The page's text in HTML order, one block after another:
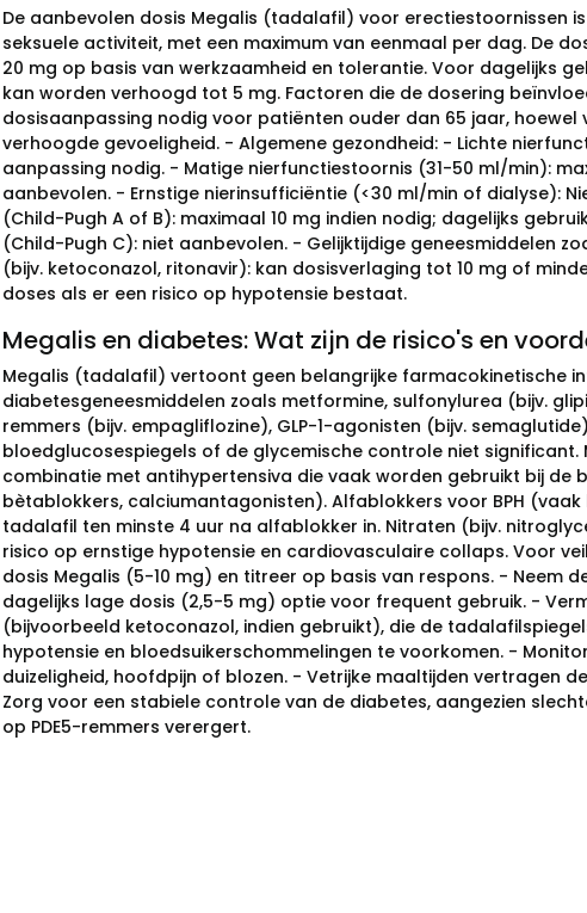
De aanbevolen dosis Megalis (tadalafil) voor erectiestoornissen
seksuele activiteit, met een maximum van eenmaal per dag. De
20 mg op basis van werkzaamheid en tolerantie. Voor dagelijks
kan worden verhoogd tot 5 mg. Factoren die de dosering
dosisaanpassing nodig voor patiënten ouder dan 65 jaar,
verhoogde gevoeligheid. - Algemene gezondheid: - Lichte
aanpassing nodig. - Matige nierfunctiestoornis (31-50 ml/min):
aanbevolen. - Ernstige nierinsufficiëntie (<30 ml/min of dialyse):
(Child-Pugh A of B): maximaal 10 mg indien nodig; dagelijks
(Child-Pugh C): niet aanbevolen. - Gelijktijdige geneesmiddelen
(bijv. ketoconazol, ritonavir): kan dosisverlaging tot 10 mg of
doses als er een risico op hypotensie bestaat.
Megalis en diabetes: Wat zijn de risico's en
Megalis (tadalafil) vertoont geen belangrijke farmacokinetische
diabetesgeneesmiddelen zoals metformine, sulfonylurea (bijv.
remmers (bijv. empagliflozine), GLP-1-agonisten (bijv.
bloedglucosespiegels of de glycemische controle niet significant.
combinatie met antihypertensiva die vaak worden gebruikt bij de
bètablokkers, calciumantagonisten). Alfablokkers voor BPH
tadalafil ten minste 4 uur na alfablokker in. Nitraten (bijv.
risico op ernstige hypotensie en cardiovasculaire collaps. Voor
dosis Megalis (5-10 mg) en titreer op basis van respons. - Neem
dagelijks lage dosis (2,5-5 mg) optie voor frequent gebruik. -
(bijvoorbeeld ketoconazol, indien gebruikt), die de
hypotensie en bloedsuikerschommelingen te voorkomen. -
duizeligheid, hoofdpijn of blozen. - Vetrijke maaltijden vertragen
Zorg voor een stabiele controle van de diabetes, aangezien
op PDE5-remmers verergert.